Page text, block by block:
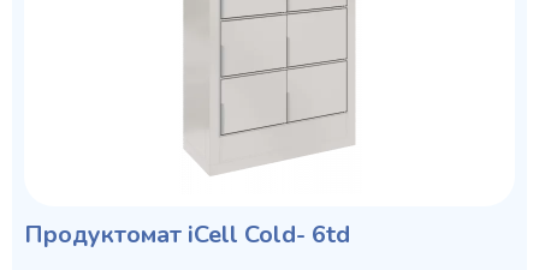
Продуктомат iCell Cold- 6td